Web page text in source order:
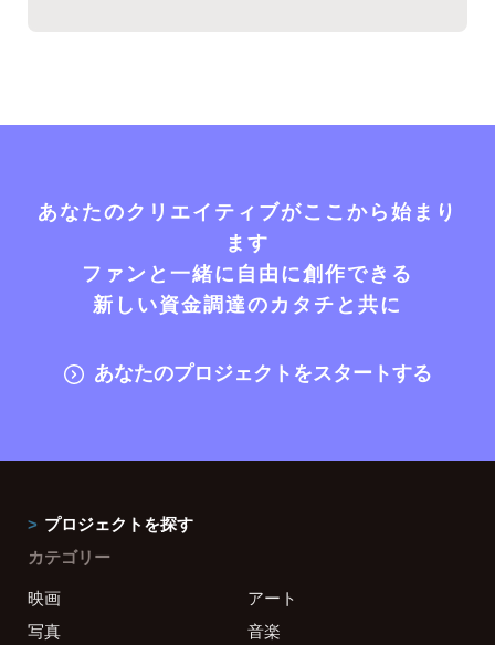
あなたのクリエイティブがここから始まり
ます
ファンと一緒に自由に創作できる
新しい資金調達のカタチと共に
あなたのプロジェクトをスタートする
プロジェクトを探す
カテゴリー
映画
アート
写真
音楽